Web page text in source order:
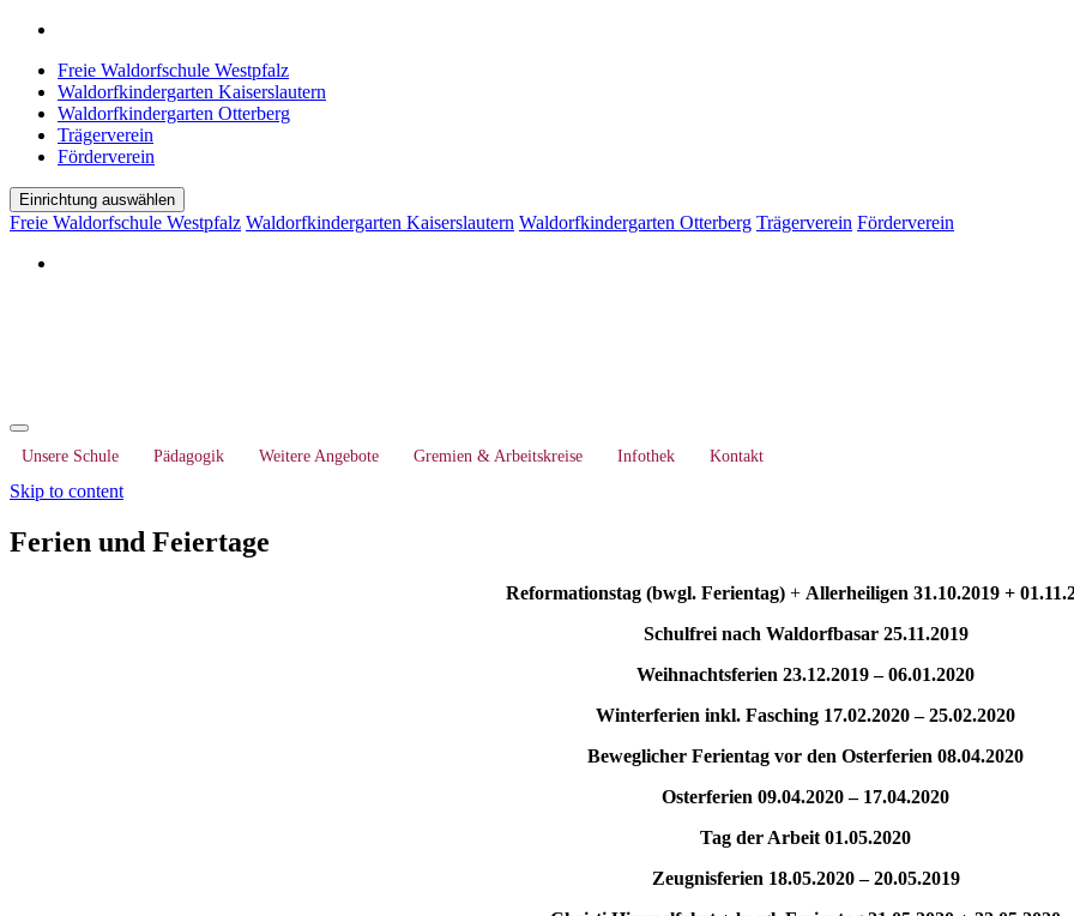
Freie Waldorfschule Westpfalz
Waldorfkindergarten Kaiserslautern
Waldorfkindergarten Otterberg
Trägerverein
Förderverein
Einrichtung auswählen
Freie Waldorfschule Westpfalz Waldorfkindergarten Kaiserslautern Waldorfkindergarten Otterberg Trägerverein Förderverein
Unsere Schule Pädagogik Weitere Angebote Gremien & Arbeitskreise Infothek Kontakt
Skip to content
Ferien und Feiertage
Reformationstag (bwgl. Ferientag) + Allerheiligen 31.10.2019 +
Schulfrei nach Waldorfbasar 25.11.2019
Weihnachtsferien 23.12.2019 – 06.01.2020
Winterferien inkl. Fasching 17.02.2020 – 25.02.2020
Beweglicher Ferientag vor den Osterferien 08.04.2020
Osterferien 09.04.2020 – 17.04.2020
Tag der Arbeit 01.05.2020
Zeugnisferien 18.05.2020 – 20.05.2019